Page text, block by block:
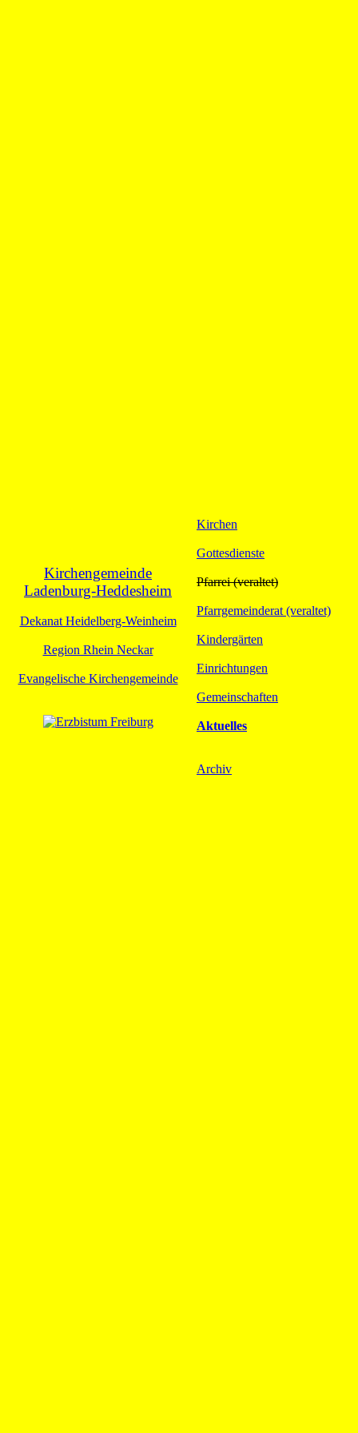
Kirchengemeinde
Ladenburg-Heddesheim
Dekanat Heidelberg-Weinheim
Region Rhein Neckar
Evangelische Kirchengemeinde
Kirchen
Gottesdienste
Pfarrei (veraltet)
Pfarrgemeinderat (veraltet)
Kindergärten
Einrichtungen
Gemeinschaften
Aktuelles
Archiv